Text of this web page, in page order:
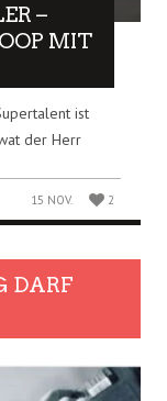
–
MIT
ist
der Herr
15 NOV. 2
DARF